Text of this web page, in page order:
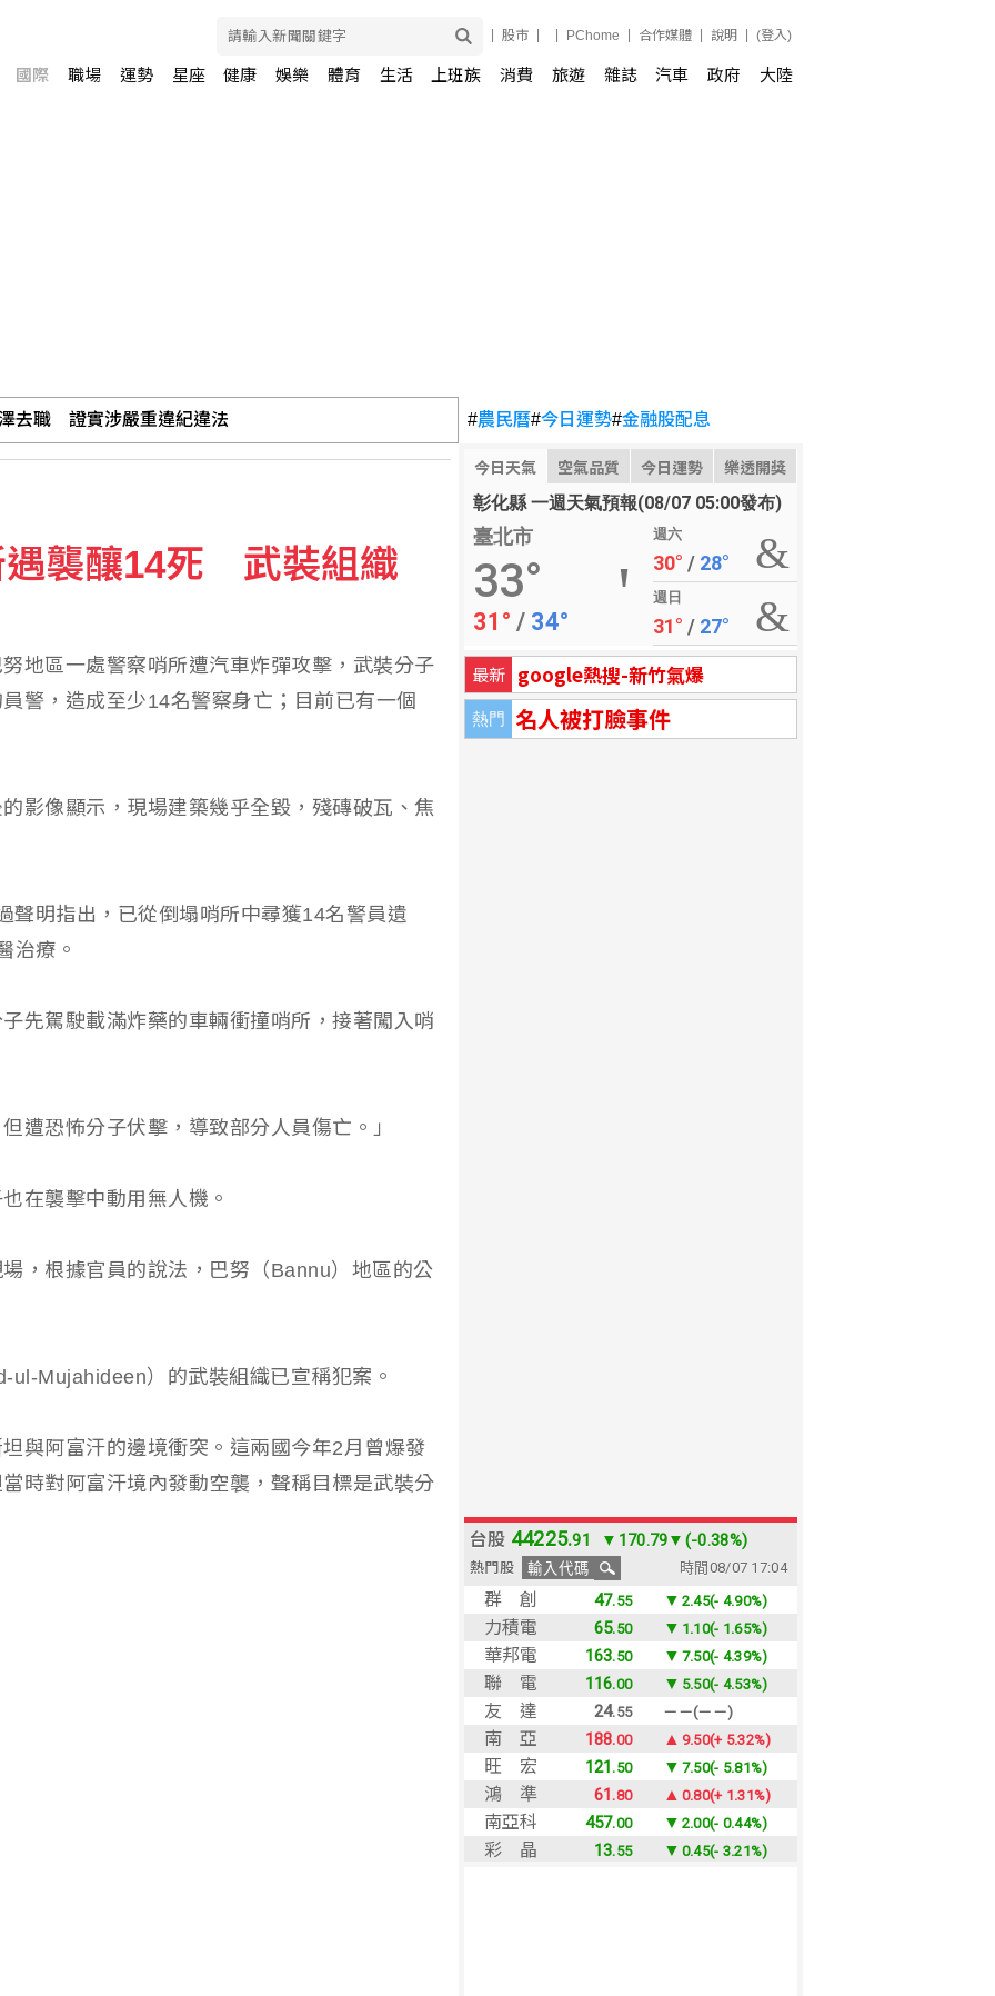
股市 PChome 合作媒體 說明 (登入)
國際 職場 運勢 星座 健康 娛樂 體育 生活 上班族 消費 旅遊 雜誌 汽車 政府 大陸
強整備嚴防二次災害
篩助行賄 改重判3年半
#農民曆#今日運勢#金融股配息
今日天氣 空氣品質 今日運勢 樂透開獎
彰化縣 一週天氣預報(08/07 05:00發布)
臺北市
33°
31° / 34°
週六
30° / 28°
週日
31° / 27°
最新 google熱搜-新竹氣爆
熱門 名人被打臉事件
遇襲釀14死 武裝組織
地區一處警察哨所遭汽車炸彈攻擊，武裝分子
警，造成至少14名警察身亡；目前已有一個
影像顯示，現場建築幾乎全毀，殘磚破瓦、焦
聲明指出，已從倒塌哨所中尋獲14名警員遺
治療。
先駕駛載滿炸藥的車輛衝撞哨所，接著闖入哨
遭恐怖分子伏擊，導致部分人員傷亡。」
在襲擊中動用無人機。
，根據官員的說法，巴努（Bannu）地區的公
Mujahideen）的武裝組織已宣稱犯案。
與阿富汗的邊境衝突。這兩國今年2月曾爆發
時對阿富汗境內發動空襲，聲稱目標是武裝分